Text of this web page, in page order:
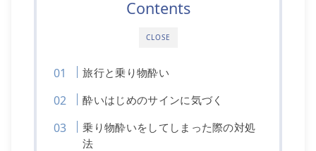
CLOSE
Contents
旅行と乗り物酔い
酔いはじめのサインに気づく
乗り物酔いをしてしまった際の対処
法